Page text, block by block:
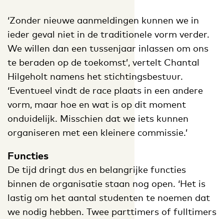
‘Zonder nieuwe aanmeldingen kunnen we in
ieder geval niet in de traditionele vorm verder.
We willen dan een tussenjaar inlassen om ons
te beraden op de toekomst’, vertelt Chantal
Hilgeholt namens het stichtingsbestuur.
‘Eventueel vindt de race plaats in een andere
vorm, maar hoe en wat is op dit moment
onduidelijk. Misschien dat we iets kunnen
organiseren met een kleinere commissie.’
Functies
De tijd dringt dus en belangrijke functies
binnen de organisatie staan nog open. ‘Het is
lastig om het aantal studenten te noemen dat
we nodig hebben. Twee parttimers of fulltimers